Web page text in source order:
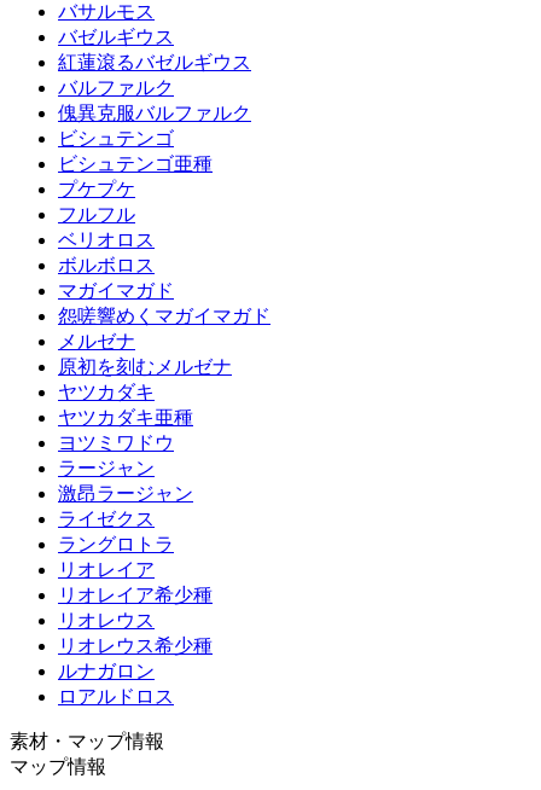
バサルモス
バゼルギウス
紅蓮滾るバゼルギウス
バルファルク
傀異克服バルファルク
ビシュテンゴ
ビシュテンゴ亜種
プケプケ
フルフル
ベリオロス
ボルボロス
マガイマガド
怨嗟響めくマガイマガド
メルゼナ
原初を刻むメルゼナ
ヤツカダキ
ヤツカダキ亜種
ヨツミワドウ
ラージャン
激昂ラージャン
ライゼクス
ラングロトラ
リオレイア
リオレイア希少種
リオレウス
リオレウス希少種
ルナガロン
ロアルドロス
素材・マップ情報
マップ情報